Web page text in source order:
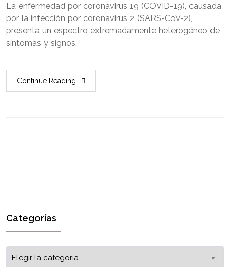
La enfermedad por coronavirus 19 (COVID-19), causada
por la infección por coronavirus 2 (SARS-CoV-2),
presenta un espectro extremadamente heterogéneo de
síntomas y signos.
Continue Reading
Categorías